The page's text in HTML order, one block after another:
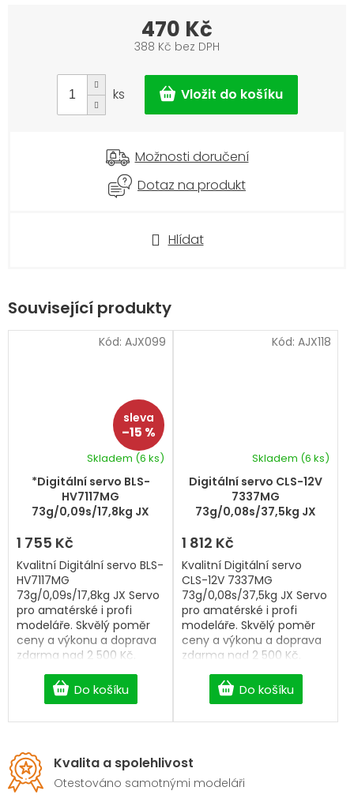
Hlídat
470 Kč
388 Kč bez DPH
cena:
ks
Možnosti doručení
Dotaz na produkt
Související produkty
–15 %
*Digitální servo BLS-
HV7117MG
73g/0,09s/17,8kg JX
Skladem (6 ks)
1 755 Kč
Do košíku
Kvalitní Digitální servo BLS-
HV7117MG
73g/0,09s/17,8kg JX Servo
pro amatérské i profi
modeláře. Skvělý poměr
ceny a výkonu a doprava
zdarma nad 2 500 Kč.
Professional Digital
Brushless standard servo.
Kód: AJX099
Digitální servo CLS-12V
7337MG
73g/0,08s/37,5kg JX
Skladem (6 ks)
1 812 Kč
Do košíku
Kvalitní Digitální servo
CLS-12V 7337MG
73g/0,08s/37,5kg JX Servo
pro amatérské i profi
modeláře. Skvělý poměr
ceny a výkonu a doprava
zdarma nad 2 500 Kč.
Professional Digital HV
Coreless servo.
Kód: AJX118
Kvalita a spolehlivost
Otestováno samotnými modeláři